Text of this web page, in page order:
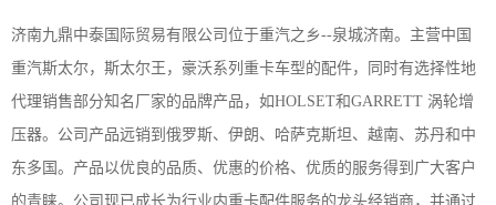
济南九鼎中泰国际贸易有限公司位于重汽之乡--泉城济南。主营中国
重汽斯太尔，斯太尔王，豪沃系列重卡车型的配件，同时有选择性地
代理销售部分知名厂家的品牌产品，如HOLSET和GARRETT 涡轮增
压器。公司产品远销到俄罗斯、伊朗、哈萨克斯坦、越南、苏丹和中
东多国。产品以优良的品质、优惠的价格、优质的服务得到广大客户
的青睐。公司现已成长为行业内重卡配件服务的龙头经销商，并通过